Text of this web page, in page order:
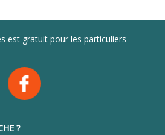
est gratuit pour les particuliers
?